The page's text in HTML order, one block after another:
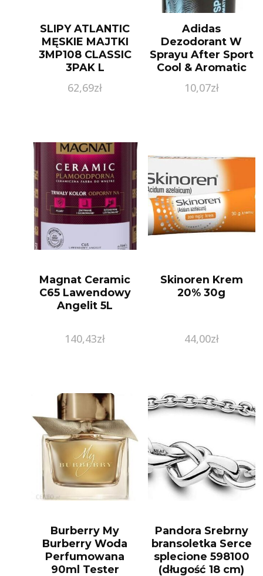
SLIPY ATLANTIC
MĘSKIE MAJTKI
3MP108 CLASSIC
3PAK L
62,69zł
Adidas
Dezodorant W
Sprayu After Sport
Cool & Aromatic
150Ml
10,07zł
Magnat Ceramic
C65 Lawendowy
Angelit 5L
140,43zł
Skinoren Krem
20% 30g
44,00zł
Burberry My
Burberry Woda
Perfumowana
90ml Tester
Pandora Srebrny
bransoletka Serce
splecione 598100
(długość 18 cm)